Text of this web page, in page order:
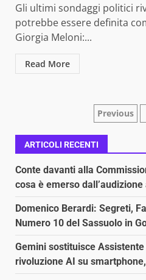
Gli ultimi sondaggi politici
potrebbe essere definita
Giorgia Meloni:...
Read More
degli
Previous
ARTICOLI RECENTI
Conte davanti alla
cosa è emerso
Domenico Berardi: Segreti,
Numero 10 del Sassuolo in
Gemini sostituisce
rivoluzione AI su